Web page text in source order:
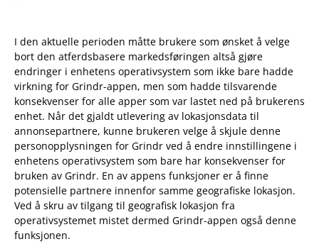
I den aktuelle perioden måtte brukere som ønsket å velge
bort den atferdsbasere markedsføringen altså gjøre
endringer i enhetens operativsystem som ikke bare hadde
virkning for Grindr-appen, men som hadde tilsvarende
konsekvenser for alle apper som var lastet ned på brukerens
enhet. Når det gjaldt utlevering av lokasjonsdata til
annonsepartnere, kunne brukeren velge å skjule denne
personopplysningen for Grindr ved å endre innstillingene i
enhetens operativsystem som bare har konsekvenser for
bruken av Grindr. En av appens funksjoner er å finne
potensielle partnere innenfor samme geografiske lokasjon.
Ved å skru av tilgang til geografisk lokasjon fra
operativsystemet mistet dermed Grindr-appen også denne
funksjonen.